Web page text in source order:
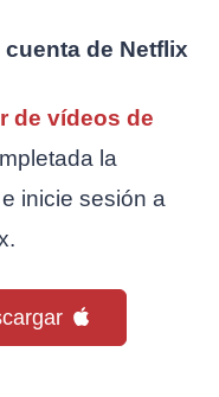
de Netflix
de vídeos de
la
inicie sesión a